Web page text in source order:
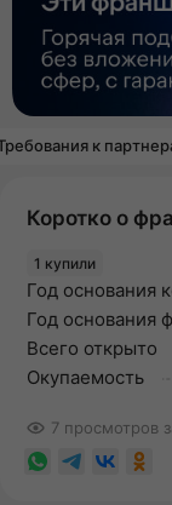
к
Коротко о
1 купили
Год основания
Год основания
Всего открыто
Окупаемость
7 просмотров